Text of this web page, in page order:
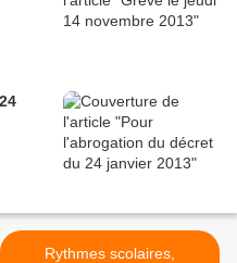
Rythmes scolaires,